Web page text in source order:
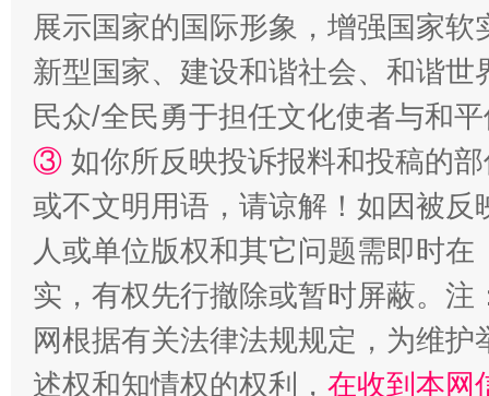
招工难、用工荒背后
展示国家的国际形象，增强国家
新型国家、建设和谐社会、和谐
民众/全民勇于担任文化使者与和
③ 如你所反映投诉报料和投稿的
或不文明用语，请谅解！如因被
人或单位版权和其它问题需即时在
实，有权先行撤除或暂时屏蔽。
网根据有关法律法规规定，为维
述权和知情权的权利， 在收到本网